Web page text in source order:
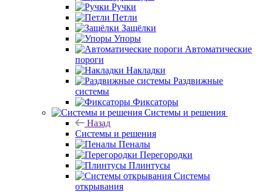
Ручки
Петли
Защёлки
Упоры
Автоматические
пороги
Накладки
Раздвижные
системы
Фиксаторы
Системы и решения
Назад
Системы и решения
Пеналы
Перегородки
Плинтусы
Системы
открывания